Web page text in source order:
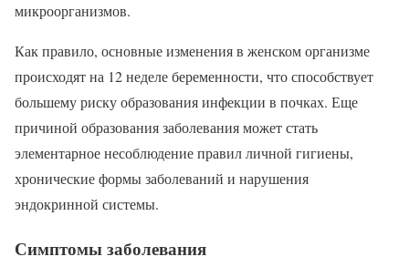
микроорганизмов.
Как правило, основные изменения в женском организме
происходят на 12 неделе беременности, что способствует
большему риску образования инфекции в почках. Еще
причиной образования заболевания может стать
элементарное несоблюдение правил личной гигиены,
хронические формы заболеваний и нарушения
эндокринной системы.
Симптомы заболевания